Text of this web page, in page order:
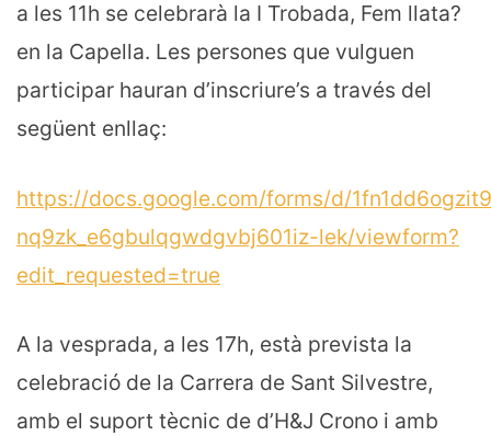
a les 11h se celebrarà la I Trobada, Fem llata?
en la Capella. Les persones que vulguen
participar hauran d’inscriure’s a través del
següent enllaç:
https://docs.google.com/forms/d/
nq9zk_e6gbulqgwdgvbj601iz-lek/viewform?
edit_requested=true
A la vesprada, a les 17h, està prevista la
celebració de la Carrera de Sant Silvestre,
amb el suport tècnic de d’H&J Crono i amb